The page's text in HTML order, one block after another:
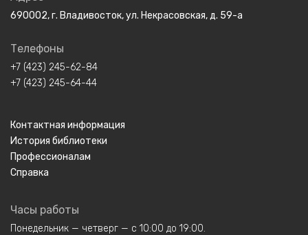
690002, г. Владивосток, ул. Некрасовская, д. 59-а
Телефоны
+7 (423) 245-62-84
+7 (423) 245-64-44
Контактная информация
История библиотеки
Профессионалам
Справка
Часы работы
Понедельник — четверг — с 10:00 до 19:00.